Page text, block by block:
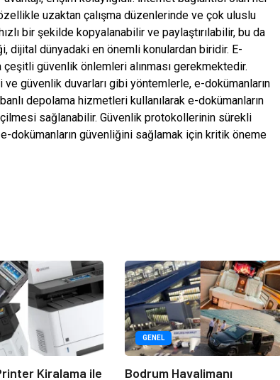
uzaktan çalışma düzenlerinde ve çok uluslu
bir şekilde kopyalanabilir ve paylaştırılabilir, bu da
dijital dünyadaki en önemli konulardan biridir. E-
güvenlik önlemleri alınması gerekmektedir.
güvenlik duvarları gibi yöntemlerle, e-dokümanların
depolama hizmetleri kullanılarak e-dokümanların
sağlanabilir. Güvenlik protokollerinin sürekli
güvenliğini sağlamak için kritik öneme
Kiralama ile
GENEL
Bodrum Havalimanı